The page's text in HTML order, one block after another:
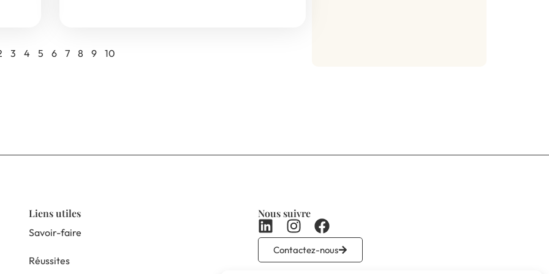
3 4 5 6 7 8 9 10
Liens utiles
Savoir-faire
Réussites
Nous suivre
Contactez-nous